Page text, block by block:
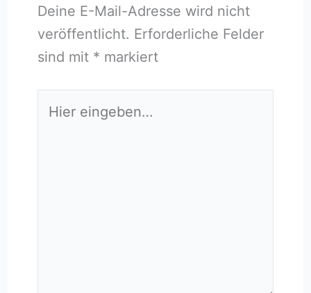
Deine E-Mail-Adresse wird nicht
veröffentlicht. Erforderliche Felder
sind mit * markiert
eingeben…